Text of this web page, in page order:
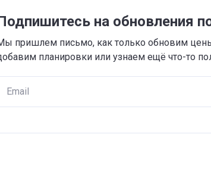
на обновления
пришлем письмо, как только обновим цены,
планировки или узнаем ещё что-то